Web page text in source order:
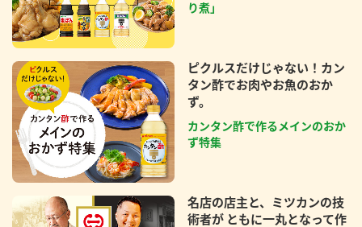
り煮」
ピクルスだけじゃない！カン
タン酢でお肉やお魚のおか
ず。
カンタン酢で作るメインのおか
ず特集
名店の店主と、ミツカンの技
術者が ともに一丸となって作